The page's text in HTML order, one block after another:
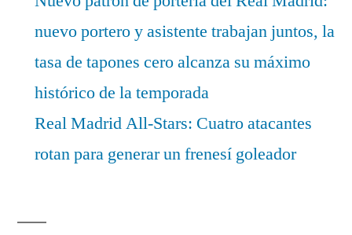
nuevo portero y asistente trabajan juntos, la
tasa de tapones cero alcanza su máximo
histórico de la temporada
Real Madrid All-Stars: Cuatro atacantes
rotan para generar un frenesí goleador